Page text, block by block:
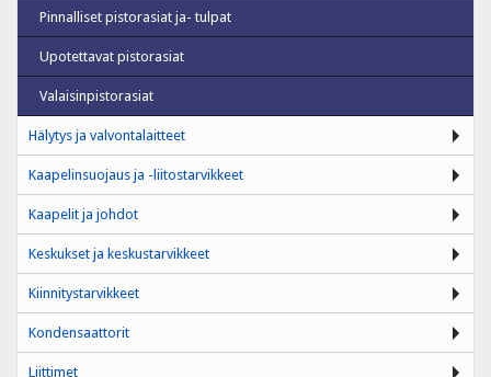
Pinnalliset pistorasiat ja- tulpat
Upotettavat pistorasiat
Valaisinpistorasiat
Hälytys ja valvontalaitteet
Kaapelinsuojaus ja -liitostarvikkeet
Kaapelit ja johdot
Keskukset ja keskustarvikkeet
Kiinnitystarvikkeet
Kondensaattorit
Liittimet